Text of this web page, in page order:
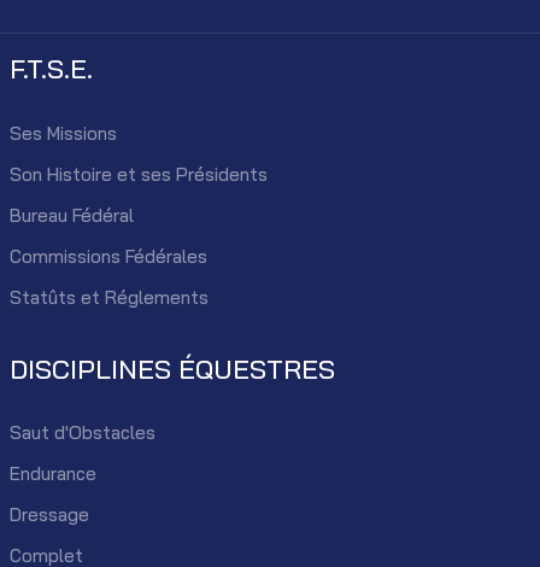
F.T.S.E.
Ses Missions
Son Histoire et ses Présidents
Bureau Fédéral
Commissions Fédérales
Statûts et Réglements
DISCIPLINES ÉQUESTRES
Saut d'Obstacles
Endurance
Dressage
Complet